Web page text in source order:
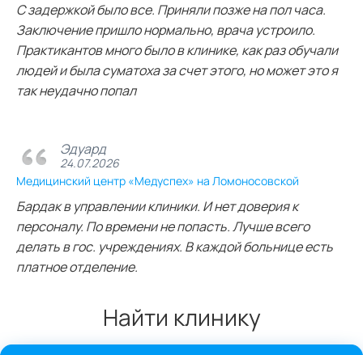
С задержкой было все. Приняли позже на пол часа.
Заключение пришло нормально, врача устроило.
Практикантов много было в клинике, как раз обучали
людей и была суматоха за счет этого, но может это я
так неудачно попал
Эдуард
24.07.2026
Медицинский центр «Медуспех» на Ломоносовской
Бардак в управлении клиники. И нет доверия к
персоналу. По времени не попасть. Лучше всего
делать в гос. учреждениях. В каждой больнице есть
платное отделение.
Найти клинику